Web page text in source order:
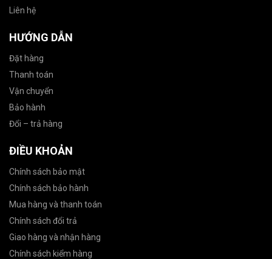
Liên hệ
HƯỚNG DẪN
Đặt hàng
Thanh toán
Vận chuyển
Bảo hành
Đổi – trả hàng
ĐIỀU KHOẢN
Chính sách bảo mật
Chính sách bảo hành
Mua hàng và thanh toán
Chính sách đổi trả
Giao hàng và nhận hàng
Chính sách kiểm hàng